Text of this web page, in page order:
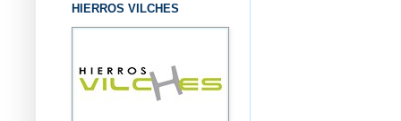
HIERROS VILCHES